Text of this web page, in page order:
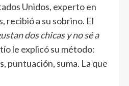
Unidos, experto en
recibió a su sobrino. El
dos chicas y no sé a
tío le explicó su método:
puntuación, suma. La que